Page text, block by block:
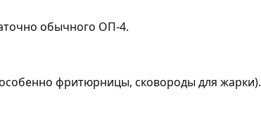
обычного ОП-4.
фритюрницы, сковороды для жарки).